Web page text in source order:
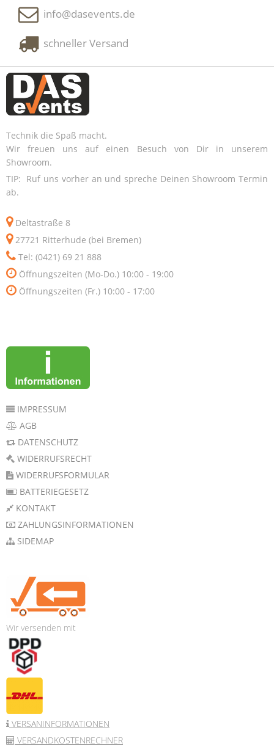
info@dasevents.de
schneller Versand
Technik die Spaß macht.
Wir freuen uns auf einen Besuch von Dir in unserem
Showroom.
TIP: Ruf uns vorher an und spreche Deinen Showroom Termin
ab.
Deltastraße 8
27721 Ritterhude (bei Bremen)
Tel: (0421) 69 21 888
Öffnungszeiten (Mo-Do.) 10:00 - 19:00
Öffnungszeiten (Fr.) 10:00 - 17:00
IMPRESSUM
AGB
DATENSCHUTZ
WIDERRUFSRECHT
WIDERRUFSFORMULAR
BATTERIEGESETZ
KONTAKT
ZAHLUNGSINFORMATIONEN
SIDEMAP
Wir versenden mit
VERSANINFORMATIONEN
VERSANDKOSTENRECHNER